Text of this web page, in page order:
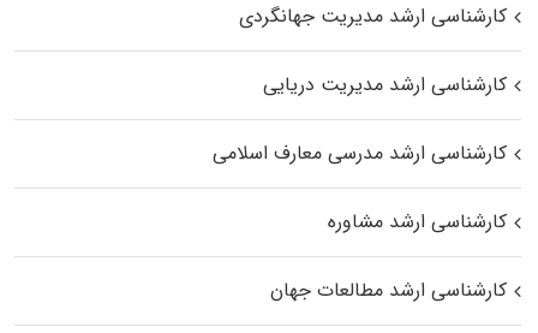
کارشناسی ارشد مدیریت جهانگردی
کارشناسی ارشد مدیریت دریایی
کارشناسی ارشد مدرسی معارف اسلامی
کارشناسی ارشد مشاوره
کارشناسی ارشد مطالعات جهان